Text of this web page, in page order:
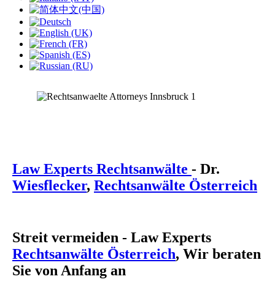
Law Experts Rechtsanwälte - Dr.
Wiesflecker, Rechtsanwälte Österreich
Streit vermeiden - Law Experts
Rechtsanwälte Österreich, Wir beraten
Sie von Anfang an